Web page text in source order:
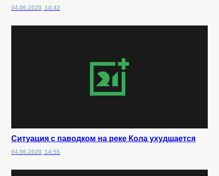
04.06.2020, 14:42
Ситуация с паводком на реке Кола ухудшается
04.06.2020, 14:55